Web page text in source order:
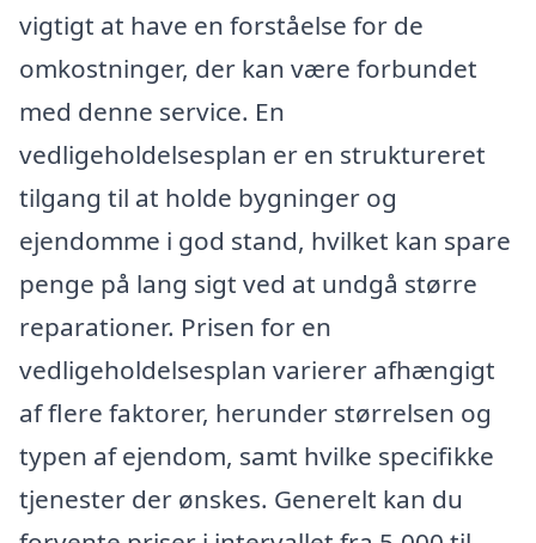
vigtigt at have en forståelse for de
omkostninger, der kan være forbundet
med denne service. En
vedligeholdelsesplan er en struktureret
tilgang til at holde bygninger og
ejendomme i god stand, hvilket kan spare
penge på lang sigt ved at undgå større
reparationer. Prisen for en
vedligeholdelsesplan varierer afhængigt
af flere faktorer, herunder størrelsen og
typen af ejendom, samt hvilke specifikke
tjenester der ønskes. Generelt kan du